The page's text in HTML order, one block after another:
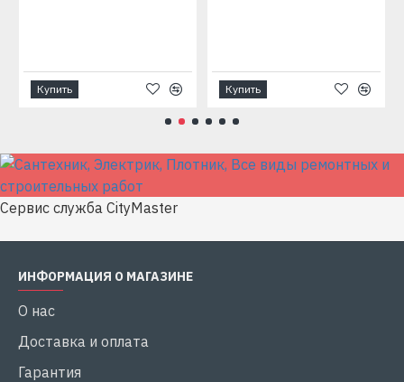
Купить Купить
Сервис служба CityMaster
ИНФОРМАЦИЯ О МАГАЗИНЕ
О нас
Доставка и оплата
Гарантия